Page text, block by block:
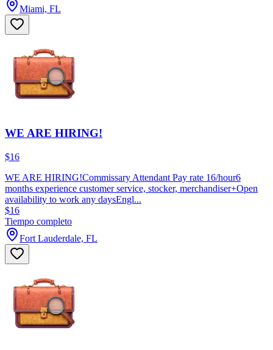
Miami, FL
WE ARE HIRING!
$16
WE ARE HIRING!Commissary Attendant Pay rate 16/hour6
months experience customer service, stocker, merchandiser+Open
availability to work any daysEngl...
$16
Tiempo completo
Fort Lauderdale, FL